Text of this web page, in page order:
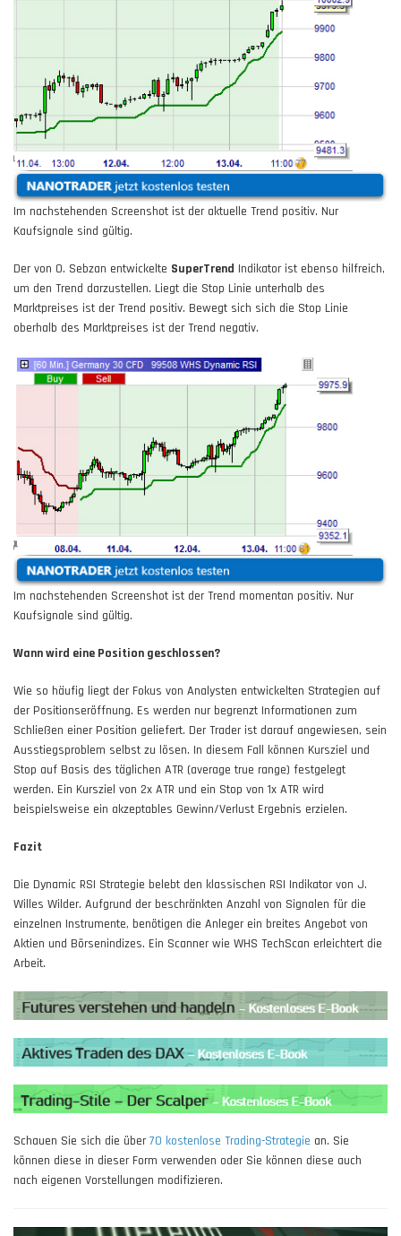
Im nachstehenden Screenshot ist der aktuelle Trend positiv. Nur
Kaufsignale sind gültig.
Der von O. Sebzan entwickelte SuperTrend Indikator ist ebenso hilfreich,
um den Trend darzustellen. Liegt die Stop Linie unterhalb des
Marktpreises ist der Trend positiv. Bewegt sich sich die Stop Linie
oberhalb des Marktpreises ist der Trend negativ.
Im nachstehenden Screenshot ist der Trend momentan positiv. Nur
Kaufsignale sind gültig.
Wann wird eine Position geschlossen?
Wie so häufig liegt der Fokus von Analysten entwickelten Strategien auf
der Positionseröffnung. Es werden nur begrenzt Informationen zum
Schließen einer Position geliefert. Der Trader ist darauf angewiesen, sein
Ausstiegsproblem selbst zu lösen. In diesem Fall können Kursziel und
Stop auf Basis des täglichen ATR (average true range) festgelegt
werden. Ein Kursziel von 2x ATR und ein Stop von 1x ATR wird
beispielsweise ein akzeptables Gewinn/Verlust Ergebnis erzielen.
Fazit
Die Dynamic RSI Strategie belebt den klassischen RSI Indikator von J.
Willes Wilder. Aufgrund der beschränkten Anzahl von Signalen für die
einzelnen Instrumente, benötigen die Anleger ein breites Angebot von
Aktien und Börsenindizes. Ein Scanner wie WHS TechScan erleichtert die
Arbeit.
Schauen Sie sich die über70 kostenlose Trading-Strategie an. Sie
können diese in dieser Form verwenden oder Sie können diese auch
nach eigenen Vorstellungen modifizieren.